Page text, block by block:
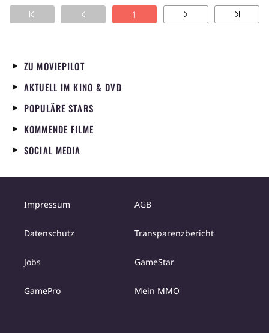
1
ZU MOVIEPILOT
AKTUELL IM KINO & DVD
POPULÄRE STARS
KOMMENDE FILME
SOCIAL MEDIA
Impressum AGB
Datenschutz Transparenzbericht
Jobs GameStar
GamePro Mein MMO